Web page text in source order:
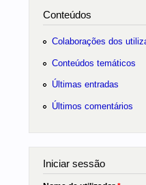
Conteúdos
Colaborações dos
Conteúdos temáticos
Últimas entradas
Últimos comentários
Iniciar sessão